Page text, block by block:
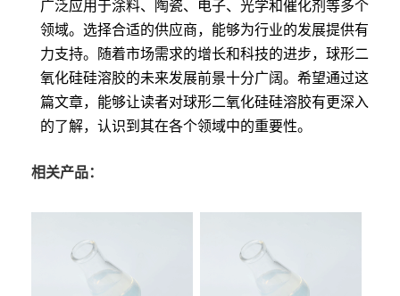
广泛应用于涂料、陶瓷、电子、光学和催化剂等多个
领域。选择合适的供应商，能够为行业的发展提供有
力支持。随着市场需求的增长和科技的进步，球形二
氧化硅硅溶胶的未来发展前景十分广阔。希望通过这
篇文章，能够让读者对球形二氧化硅硅溶胶有更深入
的了解，认识到其在各个领域中的重要性。
相关产品：